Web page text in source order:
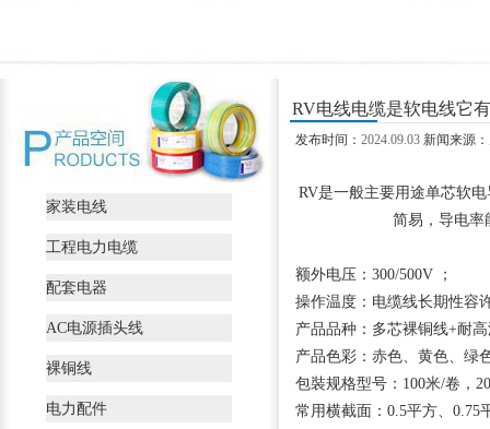
家装电线
工程电力电缆
配套电器
AC电源插头线
裸铜线
电力配件
RV电线电缆是软电线它
发布时间： 2024.09.03 新闻来源：
RV是一般主要用途单芯软
简易，导电率
额外电压：300/500V ；
操作温度：电缆线长期性容
产品品种：多芯裸铜线+耐
产品色彩：赤色、黄色、绿
包裝规格型号：100米/卷，
常用横截面：0.5平方、0.75